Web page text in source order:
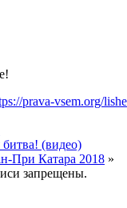
prava-vsem.org/
(видео)
При Катара 2018 »
запрещены.